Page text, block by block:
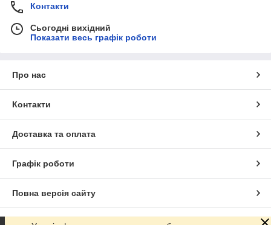
Контакти
Сьогодні вихідний
Показати весь графік роботи
Про нас
Контакти
Доставка та оплата
Графік роботи
Повна версія сайту
Сайт створено на маркетплейсі Prom.ua